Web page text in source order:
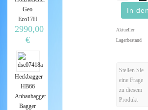
Aktueller
Lagerbestand
Stellen Sie
eine Frage
zu diesem
Produkt
Geo
Eco17H
2990,00
€
Heckbagger
HB66
Anbaubagger
Bagger